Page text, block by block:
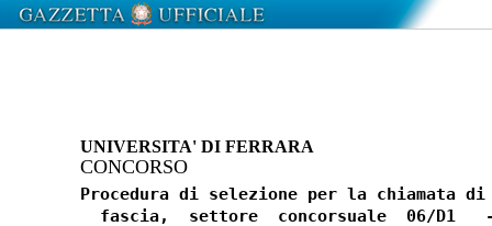
UNIVERSITA' DI FERRARA
CONCORSO
Procedura di selezione per la chiamata
fascia,  settore  concorsuale  06/D1